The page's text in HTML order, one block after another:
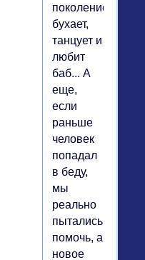
поколение
бухает,
танцует и
любит
баб... А
еще,
если
раньше
человек
попадал
в беду,
мы
реально
пытались
помочь, а
новое